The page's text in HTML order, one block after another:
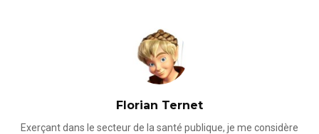
Florian Ternet
Exerçant dans le secteur de la santé publique, je me considère